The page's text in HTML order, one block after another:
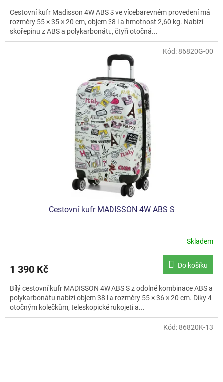
5,0
z
5
hvězdiček.
Cestovní kufr Madisson 4W ABS S ve vícebarevném provedení má
rozměry 55 × 35 × 20 cm, objem 38 l a hmotnost 2,60 kg. Nabízí
skořepinu z ABS a polykarbonátu, čtyři otočná...
Cestovní kufr MADISSON 4W ABS S
je
z
5
hvězdiček.
Skladem
1 390 Kč Do košíku
Bílý cestovní kufr MADISSON 4W ABS S z odolné kombinace ABS a
polykarbonátu nabízí objem 38 l a rozměry 55 × 36 × 20 cm. Díky 4
otočným kolečkům, teleskopické rukojeti a...
Kód: 86820G-00
Kód: 86820K-13